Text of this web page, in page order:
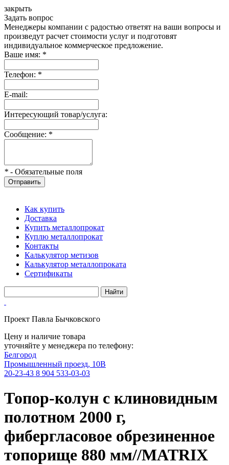
закрыть
Задать вопрос
Менеджеры компании с радостью ответят на ваши вопросы и
произведут расчет стоимости услуг и подготовят
индивидуальное коммерческое предложение.
Ваше имя: *
Телефон: *
E-mail:
Интересующий товар/услуга:
Сообщение: *
* - Обязательные поля
Отправить
Как купить
Доставка
Купить металлопрокат
Куплю металлопрокат
Контакты
Калькулятор метизов
Калькулятор металлопроката
Сертификаты
Проект Павла Бычковского
Цену и наличие товара
уточняйте у менеджера по телефону:
Белгород
Промышленный проезд, 10В
20-23-43 8 904 533-03-03
Топор-колун с клиновидным
полотном 2000 г,
фибергласовое обрезиненное
топорище 880 мм//MATRIX